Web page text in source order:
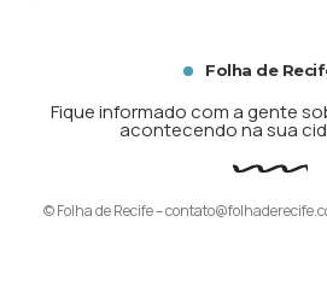
Folha de
Fique informado com a gente
acontecendo na sua
© Folha de Recife –